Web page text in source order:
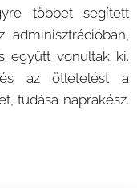
többet segített
együtt vonultak ki.
az ötletelést a
tudása naprakész.